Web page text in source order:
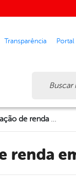
Transparência
Curso de bordado incentiva geração de renda em São Pedro
renda